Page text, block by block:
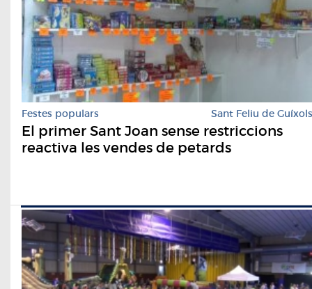
Festes populars Sant Feliu de Guíxols
El primer Sant Joan sense restriccions
reactiva les vendes de petards